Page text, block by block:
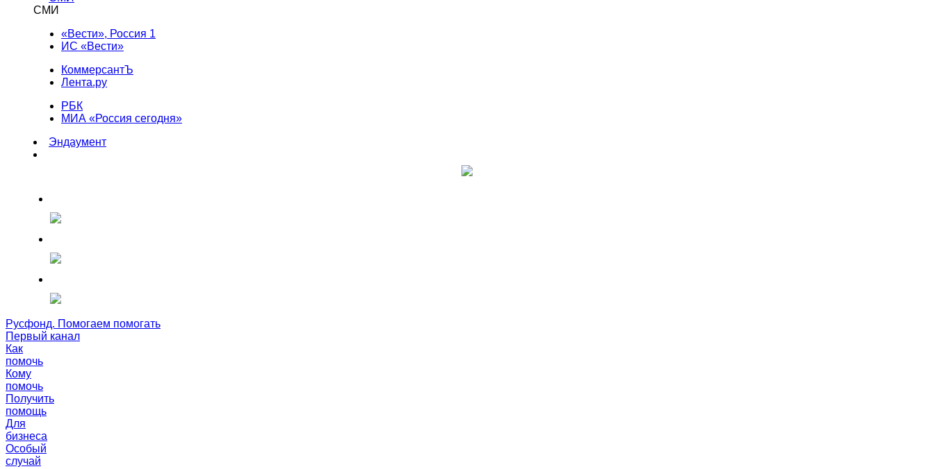
СМИ
«Вести», Россия 1
ИС «Вести»
КоммерсантЪ
Лента.ру
РБК
МИА «Россия сегодня»
Эндаумент
Русфонд. Помогаем помогать
Первый канал
Как
помочь
Кому
помочь
Получить
помощь
Для
бизнеса
Особый
случай